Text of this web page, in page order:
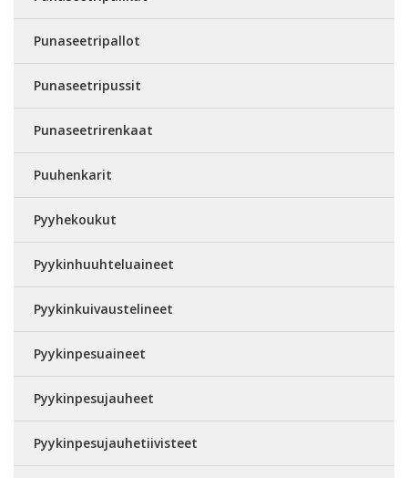
Punaseetripallot
Punaseetripussit
Punaseetrirenkaat
Puuhenkarit
Pyyhekoukut
Pyykinhuuhteluaineet
Pyykinkuivaustelineet
Pyykinpesuaineet
Pyykinpesujauheet
Pyykinpesujauhetiivisteet